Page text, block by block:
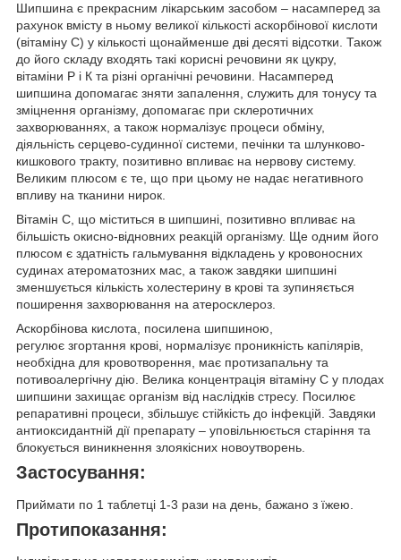
Шипшина є прекрасним лікарським засобом – насамперед за
рахунок вмісту в ньому великої кількості аскорбінової кислоти
(вітаміну С) у кількості щонайменше дві десяті відсотки. Також
до його складу входять такі корисні речовини як цукру,
вітаміни Р і К та різні органічні речовини. Насамперед
шипшина допомагає зняти запалення, служить для тонусу та
зміцнення організму, допомагає при склеротичних
захворюваннях, а також нормалізує процеси обміну,
діяльність серцево-судинної системи, печінки та шлунково-
кишкового тракту, позитивно впливає на нервову систему.
Великим плюсом є те, що при цьому не надає негативного
впливу на тканини нирок.
Вітамін С, що міститься в шипшині, позитивно впливає на
більшість окисно-відновних реакцій організму. Ще одним його
плюсом є здатність гальмування відкладень у кровоносних
судинах атероматозних мас, а також завдяки шипшині
зменшується кількість холестерину в крові та зупиняється
поширення захворювання на атеросклероз.
Аскорбінова кислота, посилена шипшиною,
регулює згортання крові, нормалізує проникність капілярів,
необхідна для кровотворення, має протизапальну та
потивоалергічну дію. Велика концентрація вітаміну С у плодах
шипшини захищає організм від наслідків стресу. Посилює
репаративні процеси, збільшує стійкість до інфекцій. Завдяки
антиоксидантній дії препарату – уповільнюється старіння та
блокується виникнення злоякісних новоутворень.
Застосування:
Приймати по 1 таблетці 1-3 рази на день , бажано з їжею.
Протипоказання: